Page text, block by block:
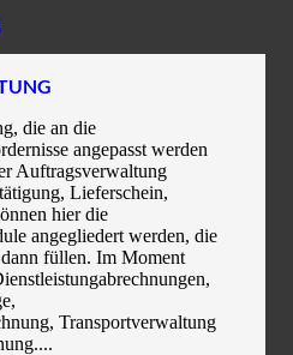
die an die
angepasst werden
Auftragsverwaltung
Lieferschein,
hier die
angegliedert werden, die
füllen. Im Moment
Transportverwaltung